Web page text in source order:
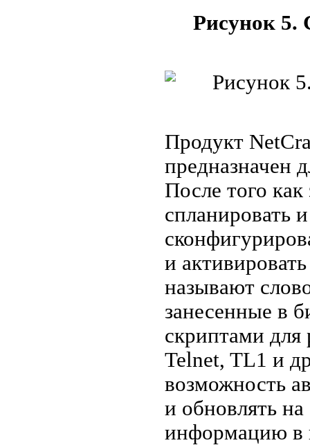
Рисунок 5.
Продукт
предназначен
После того
спланировать
и
называют
занесенные в
скриптами для
Telnet, TL1 и
возможность
и обновлять
информацию в